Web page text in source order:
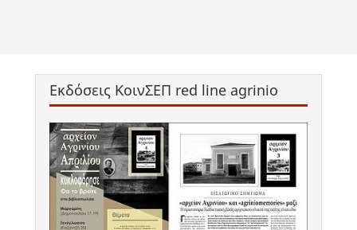
Εκδόσεις ΚοινΣΕΠ red line agrinio